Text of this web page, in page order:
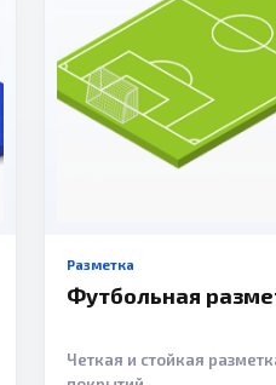
Разметка
Футбольная
Четкая и стойкая